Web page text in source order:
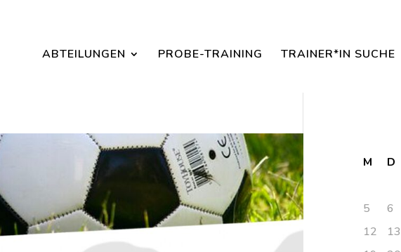
ABTEILUNGEN PROBE-TRAINING TRAINER*IN SUCHE
M D
5
6
12
13